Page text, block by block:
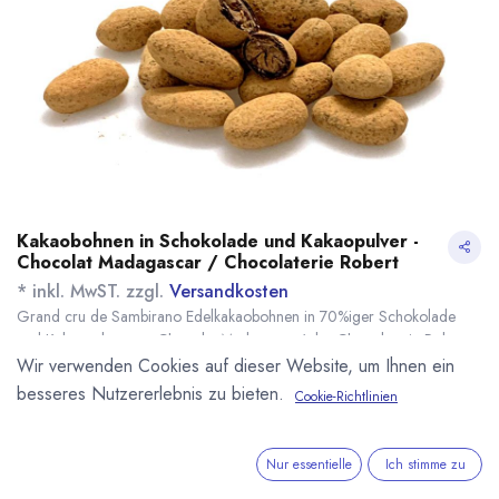
Kakaobohnen in Schokolade und Kakaopulver -
Chocolat Madagascar / Chocolaterie Robert
* inkl. MwST. zzgl. Versandkosten
Grand cru de Sambirano Edelkakaobohnen in 70%iger Schokolade
und Kakaopulver von Chocolat Madagscar / der Chocolaterie Robert
aus Madagaskar. Herkunft von Kakaobohnen und Zucker, sowie die
Verarbeitung zu 100 % in Madagaskar. Kräftiger Kakaosnack.
Ausgezeichnet mit Silber der Academy of Chocolate.
sofort lieferbar 7,90€*
(79,00€/1 kg
Wir verwenden Cookies auf dieser Website, um Ihnen ein
besseres Nutzererlebnis zu bieten.
Cookie-Richtlinien
Nur essentielle Ich stimme zu